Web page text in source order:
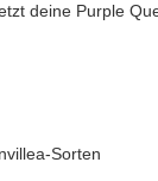
deine Purple
Sorten